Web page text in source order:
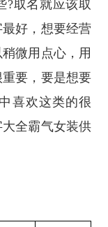
?取名就应该取
好，想要经营
微用点心，用
要，要是想要
喜欢这类的很
全霸气女装供